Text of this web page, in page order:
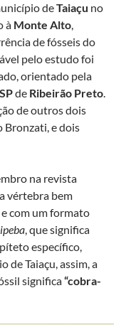
deTaiaçu no
à Monte Alto,
de fósseis do
pelo estudo foi
orientado pela
de Ribeirão Preto.
de outros dois
Bronzati, e dois
na revista
vértebra bem
e com um formato
, que significa
específico,
de Taiaçu, assim, a
significa“cobra-